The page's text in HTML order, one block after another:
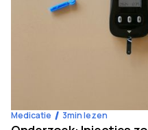
Medicatie 3min lezen